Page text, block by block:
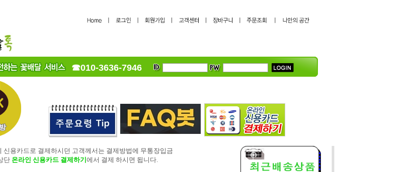
☎010-3636-7946
신용카드로 결제하시던 고객께서는 결제방법에 무통장입금
단 온라인 신용카드 결제하기 에서 결제 하시면 됩니다.